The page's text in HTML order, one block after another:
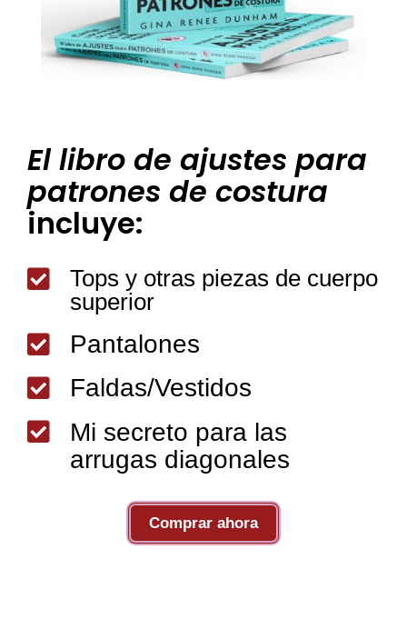
El libro de ajustes para
patrones de costura
incluye:

Tops y otras piezas de cuerpo
superior
 Pantalones
 Faldas/Vestidos

Mi secreto para las
arrugas diagonales
Comprar ahora